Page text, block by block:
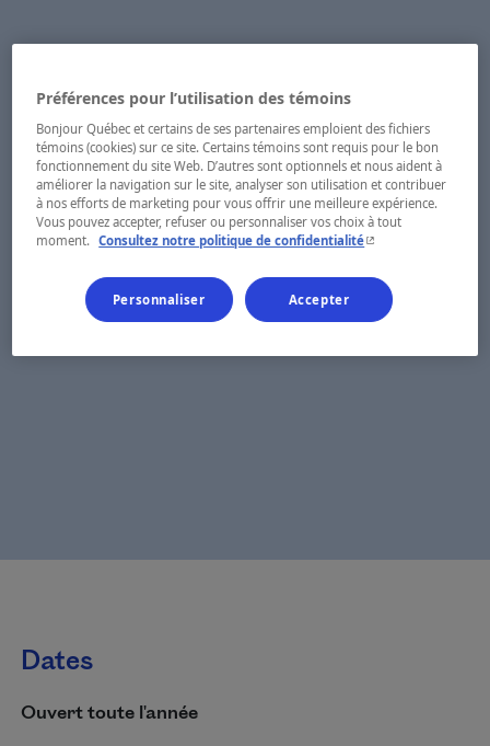
Dates
Ouvert toute l'année
Préférences pour l’utilisation des témoins
Bonjour Québec et certains de ses partenaires emploient des fichiers
témoins (cookies) sur ce site. Certains témoins sont requis pour le bon
fonctionnement du site Web. D’autres sont optionnels et nous aident à
améliorer la navigation sur le site, analyser son utilisation et contribuer
à nos efforts de marketing pour vous offrir une meilleure expérience.
Vous pouvez accepter, refuser ou personnaliser vos choix à tout
moment.
Consultez notre politique de confidentialité- Cet hyperlien
Personnaliser Accepter